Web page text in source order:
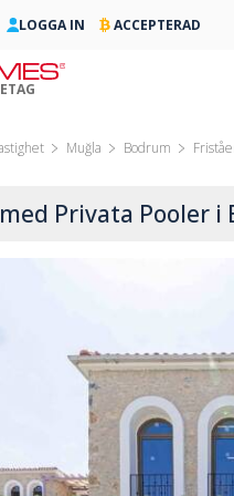
Muğla Bodrum
Privata Pooler i
LOGGA IN ACCEPTERAD